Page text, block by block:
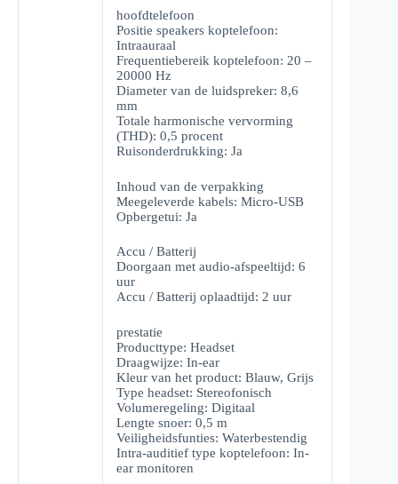
hoofdtelefoon
Positie speakers koptelefoon:
Intraauraal
Frequentiebereik koptelefoon: 20 –
20000 Hz
Diameter van de luidspreker: 8,6
mm
Totale harmonische vervorming
(THD): 0,5 procent
Ruisonderdrukking: Ja
Inhoud van de verpakking
Meegeleverde kabels: Micro-USB
Opbergetui: Ja
Accu / Batterij
Doorgaan met audio-afspeeltijd: 6
uur
Accu / Batterij oplaadtijd: 2 uur
prestatie
Producttype: Headset
Draagwijze: In-ear
Kleur van het product: Blauw, Grijs
Type headset: Stereofonisch
Volumeregeling: Digitaal
Lengte snoer: 0,5 m
Veiligheidsfunties: Waterbestendig
Intra-auditief type koptelefoon: In-
ear monitoren